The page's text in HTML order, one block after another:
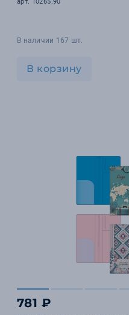
В наличии 167 шт.
В корзину
781 ₽